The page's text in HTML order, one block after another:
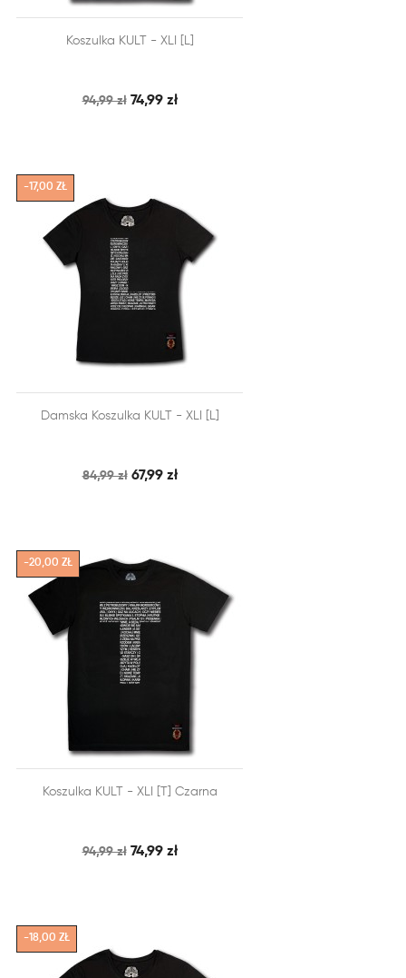
DODAJ DO KOSZYKA
SZYBKI PODGLĄD
Koszulka KULT - XLI [L]
94,99 zł 74,99 zł
DODAJ DO KOSZYKA
SZYBKI PODGLĄD
Damska Koszulka KULT - XLI [L]
84,99 zł 67,99 zł
-17,00 ZŁ
DODAJ DO KOSZYKA
 SZYBKI PODGLĄD
Koszulka KULT - XLI [T] Czarna
94,99 zł 74,99 zł
-20,00 ZŁ
-18,00 ZŁ